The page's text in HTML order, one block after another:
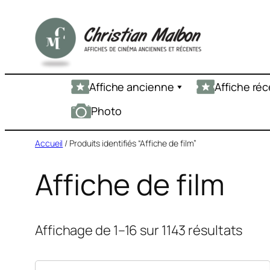
contenu
Affiche ancienne Affiche
Photo
Accueil / Produits identifiés “Affiche de film”
Affiche de film
Affichage de 1–16 sur 1143 résultats